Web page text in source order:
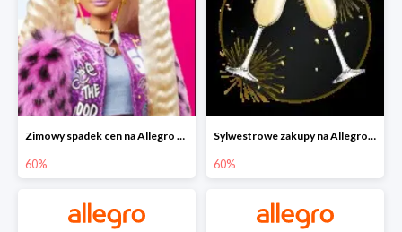
Zimowy spadek cen na Allegro - lalki Barbie do -60%
60%
Sylwestrowe zakupy na Allegro do -60%
60%